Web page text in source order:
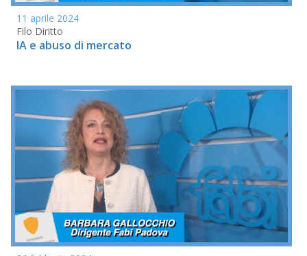
11 aprile 2024
Filo Diritto
IA e abuso di mercato